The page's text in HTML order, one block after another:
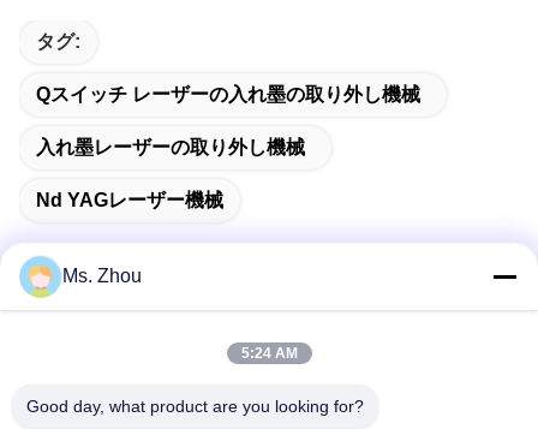
タグ:
Qスイッチ レーザーの入れ墨の取り外し機械
入れ墨レーザーの取り外し機械
Nd YAGレーザー機械
住所
Ms. Zhou
5:24 AM
Good day, what product are you looking for?